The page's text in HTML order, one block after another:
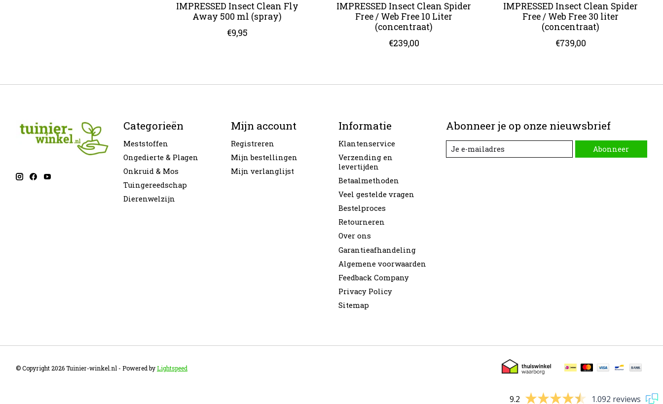
IMPRESSED Insect Clean Fly
Away 500 ml (spray)
€9,95
IMPRESSED Insect Clean Spider
Free / Web Free 10 Liter
(concentraat)
€239,00
IMPRESSED Insect Clean Spider
Free / Web Free 30 liter
(concentraat)
€739,00
Categorieën
Meststoffen
Ongedierte & Plagen
Onkruid & Mos
Tuingereedschap
Dierenwelzijn
Mijn account
Registreren
Mijn bestellingen
Mijn verlanglijst
Informatie
Klantenservice
Verzending en
levertijden
Betaalmethoden
Veel gestelde vragen
Bestelproces
Retourneren
Over ons
Garantieafhandeling
Algemene voorwaarden
Feedback Company
Privacy Policy
Sitemap
Abonneer je op onze nieuwsbrief
Abonneer
© Copyright 2026 Tuinier-winkel.nl - Powered byLightspeed
9.2 1.092 reviews